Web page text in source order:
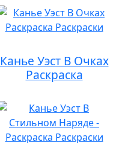
Канье Уэст В Очках
Раскраска